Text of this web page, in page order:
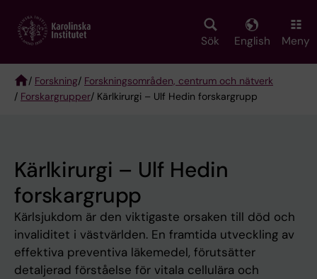
main
Sök English Meny
Breadcrumb
/ Forskning/ Forskningsområden, centrum och nätverk
/ Forskargrupper/ Kärlkirurgi – Ulf Hedin forskargrupp
Kärlkirurgi – Ulf Hedin
forskargrupp
Kärlsjukdom är den viktigaste orsaken till död och
invaliditet i västvärlden. En framtida utveckling av
effektiva preventiva läkemedel, förutsätter
detaljerad förståelse för vitala cellulära och